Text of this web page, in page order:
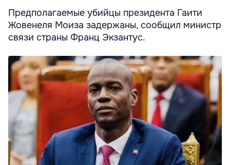
Предполагаемые убийцы президента Гаити
Жовенеля Моиза задержаны, сообщил министр
связи страны Франц Экзантус.